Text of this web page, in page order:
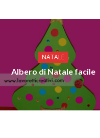
NATALE
Albero di Natale facile